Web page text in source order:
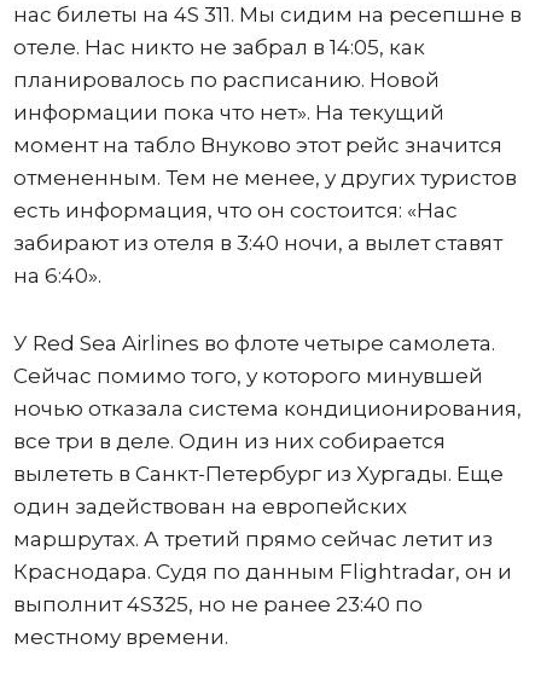
нас билеты на 4S 311. Мы сидим на ресепшне в
отеле. Нас никто не забрал в 14:05, как
планировалось по расписанию. Новой
информации пока что нет». На текущий
момент на табло Внуково этот рейс значится
отмененным. Тем не менее, у других туристов
есть информация, что он состоится: «Нас
забирают из отеля в 3:40 ночи, а вылет ставят
на 6:40».
У Red Sea Airlines во флоте четыре самолета.
Сейчас помимо того, у которого минувшей
ночью отказала система кондиционирования,
все три в деле. Один из них собирается
вылететь в Санкт-Петербург из Хургады. Еще
один задействован на европейских
маршрутах. А третий прямо сейчас летит из
Краснодара. Судя по данным Flightradar, он и
выполнит 4S325, но не ранее 23:40 по
местному времени.